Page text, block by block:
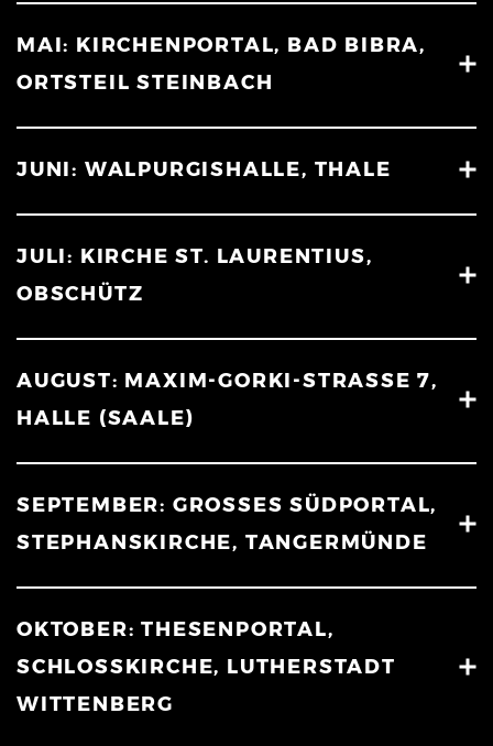
MAI: KIRCHENPORTAL, BAD BIBRA,
ORTSTEIL STEINBACH
JUNI: WALPURGISHALLE, THALE
JULI: KIRCHE ST. LAURENTIUS,
OBSCHÜTZ
AUGUST: MAXIM-GORKI-STRASSE 7, H
ALLE (SAALE)
SEPTEMBER: GROSSES SÜDPORTAL, S
TEPHANSKIRCHE, TANGERMÜNDE
OKTOBER: THESENPORTAL,
SCHLOSSKIRCHE, LUTHERSTADT
WITTENBERG